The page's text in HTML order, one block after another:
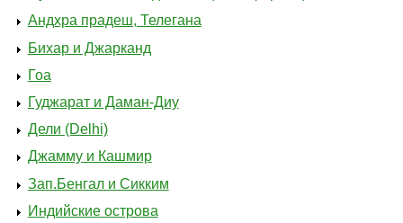
Андхра прадеш, Телегана
Бихар и Джарканд
Гоа
Гуджарат и Даман-Диу
Дели (Delhi)
Джамму и Кашмир
Зап.Бенгал и Сикким
Индийские острова